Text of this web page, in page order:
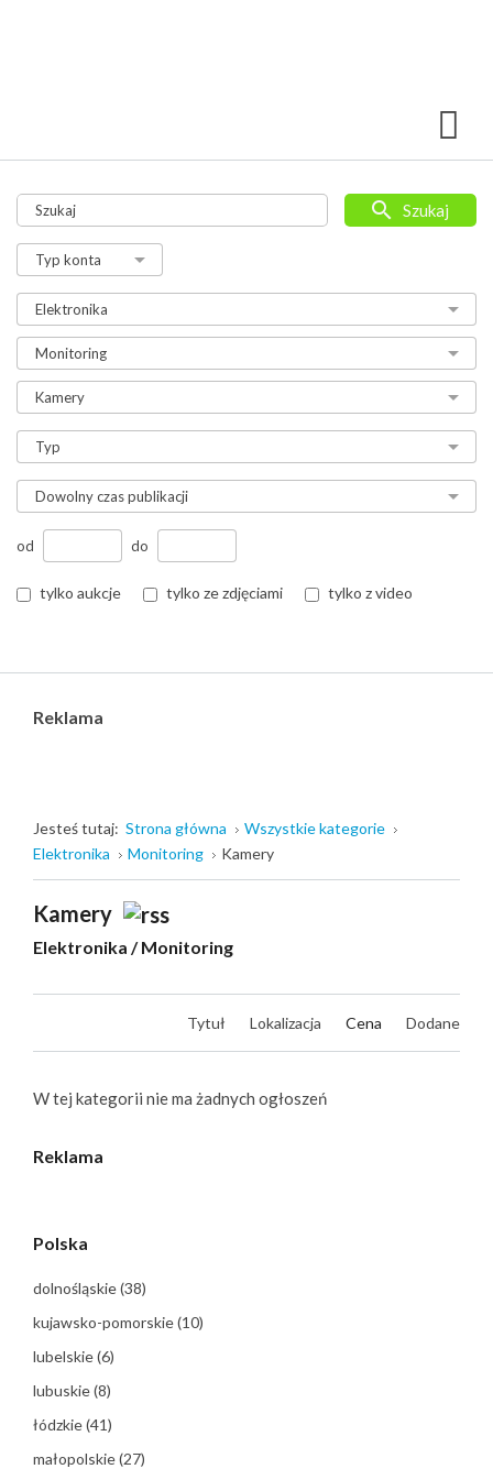
od do
tylko aukcje tylko ze zdjęciami tylko z video
Szukaj
Reklama
Jesteś tutaj: Strona główna
Wszystkie kategorie
Elektronika
Monitoring Kamery
Kamery
Elektronika /Monitoring
Tytuł Lokalizacja Cena Dodane
W tej kategorii nie ma żadnych ogłoszeń
Reklama
Polska
dolnośląskie(38)
kujawsko-pomorskie(10)
lubelskie(6)
lubuskie(8)
łódzkie(41)
małopolskie(27)